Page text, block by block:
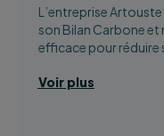
L’entreprise
son Bilan Carbone et
efficace pour réduire
Voir plus